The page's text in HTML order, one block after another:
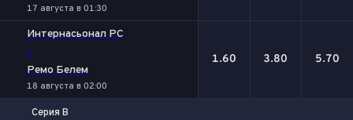
17 августа в 01:30
Интернасьонал РС
-
Ремо Белем
18 августа в 02:00
1.60 3.80 5.70
Серия В